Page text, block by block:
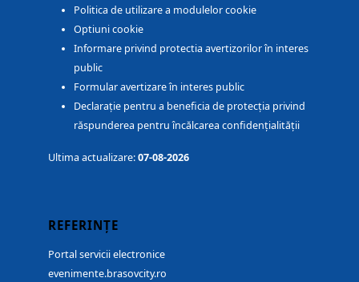
Politica de utilizare a modulelor cookie
Optiuni cookie
Informare privind protectia avertizorilor în interes
public
Formular avertizare în interes public
Declarație pentru a beneficia de protecția privind
răspunderea pentru încălcarea confidențialității
Ultima actualizare:07-08-2026
REFERINȚE
Portal servicii electronice
evenimente.brasovcity.ro